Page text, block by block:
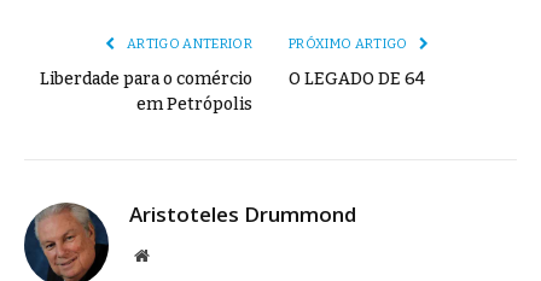
ARTIGO ANTERIOR
Liberdade para o comércio
em Petrópolis
PRÓXIMO ARTIGO
O LEGADO DE 64
Aristoteles Drummond
Site